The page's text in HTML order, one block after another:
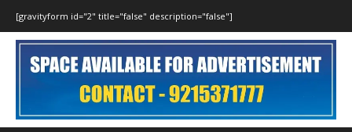
[gravityform id="2" title="false" description="false"]